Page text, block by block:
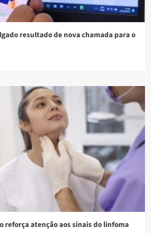
resultado de nova chamada para o
reforça atenção aos sinais do linfoma